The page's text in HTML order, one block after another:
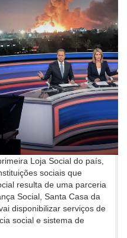
Loja Social do país,
sociais que
resulta de uma parceria
Social, Santa Casa da
disponibilizar serviços de
social e sistema de